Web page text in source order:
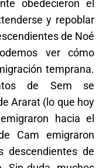
obedecieron el
y repoblar
de Noé
ver cómo
temprana.
de Sem se
Ararat (lo que hoy
hacia el
Cam emigraron
descendientes de